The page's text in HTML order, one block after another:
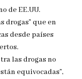
de EE.UU.
drogas” que en
desde países
las drogas no
equivocadas”,